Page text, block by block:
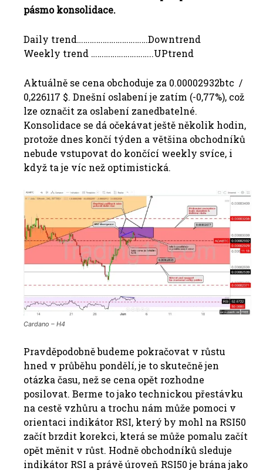
pásmo konsolidace.
Daily trend……………………………Downtrend
Weekly trend ………………………..UPtrend
Aktuálně se cena obchoduje za 0.00002932btc /
0,226117 $. Dnešní oslabení je zatím (-0,77%), což
lze označit za oslabení zanedbatelné.
Konsolidace se dá očekávat ještě několik hodin,
protože dnes končí týden a většina obchodníků
nebude vstupovat do končící weekly svíce, i
když ta je víc než optimistická.
Cardano – H4
Pravděpodobně budeme pokračovat v růstu
hned v průběhu pondělí, je to skutečně jen
otázka času, než se cena opět rozhodne
posilovat. Berme to jako technickou přestávku
na cestě vzhůru a trochu nám může pomoci v
orientaci indikátor RSI, který by mohl na RSI50
začít brzdit korekci, která se může pomalu začít
opět měnit v růst. Hodně obchodníků sleduje
indikátor RSI a právě úroveň RSI50 je brána jako